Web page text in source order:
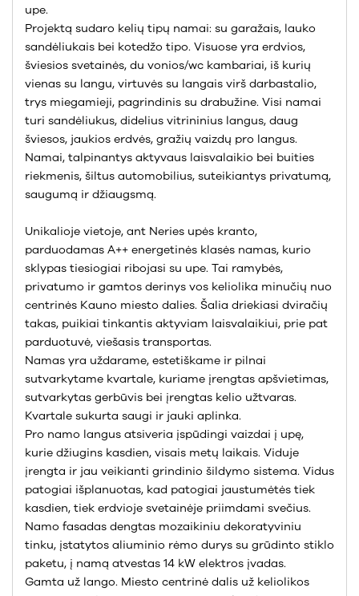
upe.
Projektą sudaro kelių tipų namai: su garažais, lauko
sandėliukais bei kotedžo tipo. Visuose yra erdvios,
šviesios svetainės, du vonios/wc kambariai, iš kurių
vienas su langu, virtuvės su langais virš darbastalio,
trys miegamieji, pagrindinis su drabužine. Visi namai
turi sandėliukus, didelius vitrininius langus, daug
šviesos, jaukios erdvės, gražių vaizdų pro langus.
Namai, talpinantys aktyvaus laisvalaikio bei buities
riekmenis, šiltus automobilius, suteikiantys privatumą,
saugumą ir džiaugsmą.
Unikalioje vietoje, ant Neries upės kranto,
parduodamas A++ energetinės klasės namas, kurio
sklypas tiesiogiai ribojasi su upe. Tai ramybės,
privatumo ir gamtos derinys vos keliolika minučių nuo
centrinės Kauno miesto dalies. Šalia driekiasi dviračių
takas, puikiai tinkantis aktyviam laisvalaikiui, prie pat
parduotuvė, viešasis transportas.
Namas yra uždarame, estetiškame ir pilnai
sutvarkytame kvartale, kuriame įrengtas apšvietimas,
sutvarkytas gerbūvis bei įrengtas kelio užtvaras.
Kvartale sukurta saugi ir jauki aplinka.
Pro namo langus atsiveria įspūdingi vaizdai į upę,
kurie džiugins kasdien, visais metų laikais. Viduje
įrengta ir jau veikianti grindinio šildymo sistema. Vidus
patogiai išplanuotas, kad patogiai jaustumėtės tiek
kasdien, tiek erdvioje svetainėje priimdami svečius.
Namo fasadas dengtas mozaikiniu dekoratyviniu
tinku, įstatytos aliuminio rėmo durys su grūdinto stiklo
paketu, į namą atvestas 14 kW elektros įvadas.
Gamta už lango. Miesto centrinė dalis už keliolikos